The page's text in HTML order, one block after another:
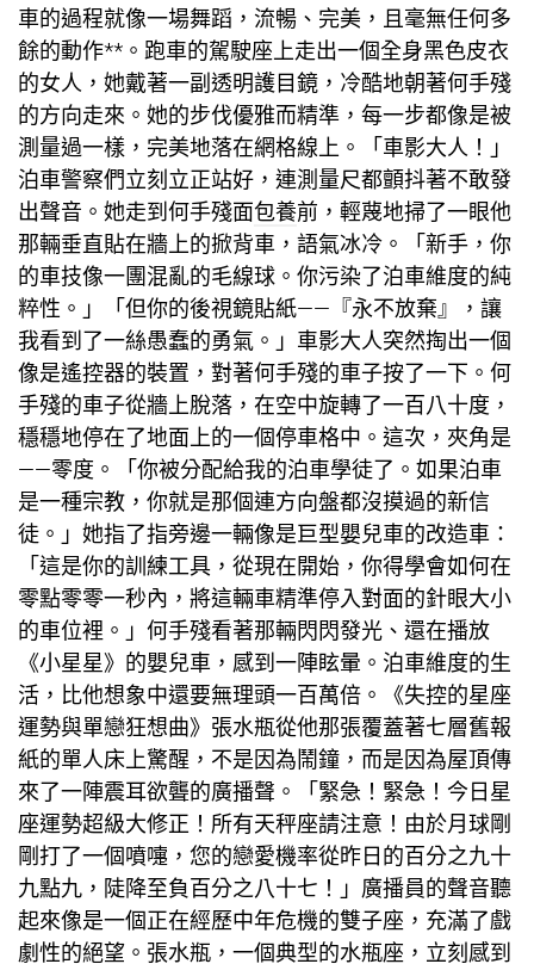
車的過程就像一場舞蹈，流暢、完美，且毫無任何多
餘的動作**。跑車的駕駛座上走出一個全身黑色皮衣
的女人，她戴著一副透明護目鏡，冷酷地朝著何手殘
的方向走來。她的步伐優雅而精準，每一步都像是被
測量過一樣，完美地落在網格線上。「車影大人！」
泊車警察們立刻立正站好，連測量尺都顫抖著不敢發
出聲音。她走到何手殘面包養前，輕蔑地掃了一眼他
那輛垂直貼在牆上的掀背車，語氣冰冷。「新手，你
的車技像一團混亂的毛線球。你污染了泊車維度的純
粹性。」「但你的後視鏡貼紙——『永不放棄』，讓
我看到了一絲愚蠢的勇氣。」車影大人突然掏出一個
像是遙控器的裝置，對著何手殘的車子按了一下。何
手殘的車子從牆上脫落，在空中旋轉了一百八十度，
穩穩地停在了地面上的一個停車格中。這次，夾角是
——零度。「你被分配給我的泊車學徒了。如果泊車
是一種宗教，你就是那個連方向盤都沒摸過的新信
徒。」她指了指旁邊一輛像是巨型嬰兒車的改造車：
「這是你的訓練工具，從現在開始，你得學會如何在
零點零零一秒內，將這輛車精準停入對面的針眼大小
的車位裡。」何手殘看著那輛閃閃發光、還在播放
《小星星》的嬰兒車，感到一陣眩暈。泊車維度的生
活，比他想象中還要無理頭一百萬倍。《失控的星座
運勢與單戀狂想曲》張水瓶從他那張覆蓋著七層舊報
紙的單人床上驚醒，不是因為鬧鐘，而是因為屋頂傳
來了一陣震耳欲聾的廣播聲。「緊急！緊急！今日星
座運勢超級大修正！所有天秤座請注意！由於月球剛
剛打了一個噴嚏，您的戀愛機率從昨日的百分之九十
九點九，陡降至負百分之八十七！」廣播員的聲音聽
起來像是一個正在經歷中年危機的雙子座，充滿了戲
劇性的絕望。張水瓶，一個典型的水瓶座，立刻感到